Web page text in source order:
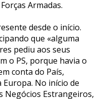
Armadas.
desde o início.
que «alguma
pediu aos seus
o PS, porque havia o
conta do País,
No início de
Negócios Estrangeiros,